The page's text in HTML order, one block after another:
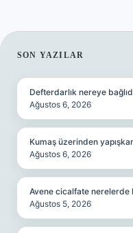
SIDEBAR
SON YAZILAR
Defterdarlık nereye
Ağustos 6, 2026
Kumaş üzerinden yapışkan
Ağustos 6, 2026
Avene cicalfate nerelerde
Ağustos 5, 2026